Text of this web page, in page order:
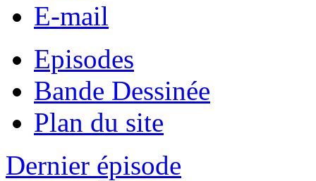
E-mail
Episodes
Bande Dessinée
Plan du site
Dernier épisode